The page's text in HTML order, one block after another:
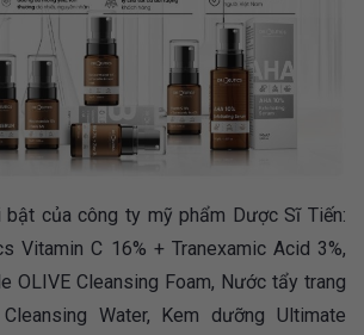
bật của công ty mỹ phẩm Dược Sĩ Tiến:
Vitamin C 16% + Tranexamic Acid 3%,
OLIVE Cleansing Foam, Nước tẩy trang
Water, Kem dưỡng Ultimate